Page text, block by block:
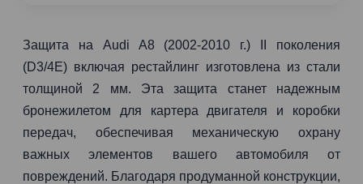
Защита на Audi A8 (2002-2010 г.) II поколения
(D3/4E) включая рестайлинг изготовлена из стали
толщиной 2 мм. Эта защита станет надежным
бронежилетом для картера двигателя и коробки
передач, обеспечивая механическую охрану
важных элементов вашего автомобиля от
повреждений. Благодаря продуманной конструкции,